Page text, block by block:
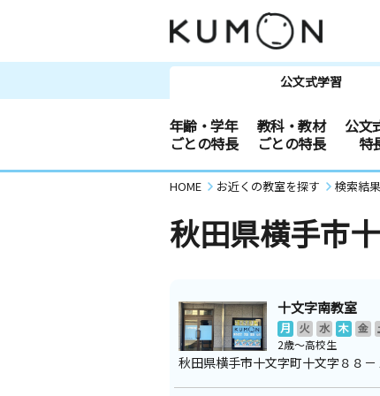
公文式学習
年齢・学年
ごとの特長
教科・教材
ごとの特長
公文
特
HOME お近くの教室を探す 検索結果
秋田県横手市
十文字南教室
月 火 水 木 金
2歳～高校生
秋田県横手市十文字町十文字８８－